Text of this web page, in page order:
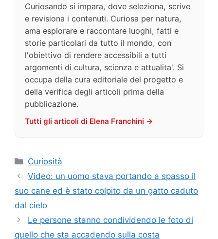
Curiosando si impara, dove seleziona, scrive
e revisiona i contenuti. Curiosa per natura,
ama esplorare e raccontare luoghi, fatti e
storie particolari da tutto il mondo, con
l'obiettivo di rendere accessibili a tutti
argomenti di cultura, scienza e attualita'. Si
occupa della cura editoriale del progetto e
della verifica degli articoli prima della
pubblicazione.
Tutti gli articoli di Elena Franchini →
Categorie
Curiosità
Video: un uomo stava portando a spasso il
suo cane ed è stato colpito da un gatto caduto
dal cielo
Le persone stanno condividendo le foto di
quello che sta accadendo sulla costa